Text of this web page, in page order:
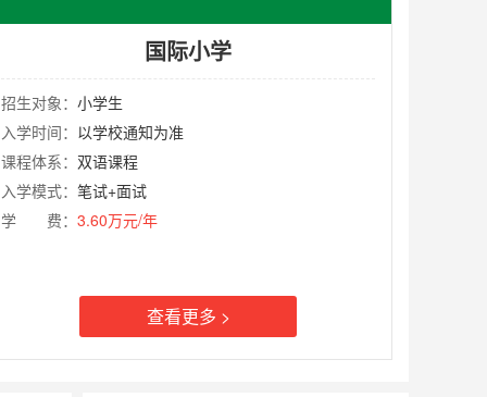
国际小学
招生对象： 小学生
入学时间： 以学校通知为准
课程体系： 双语课程
入学模式： 笔试+面试
学 费： 3.60万元/年
查看更多 >